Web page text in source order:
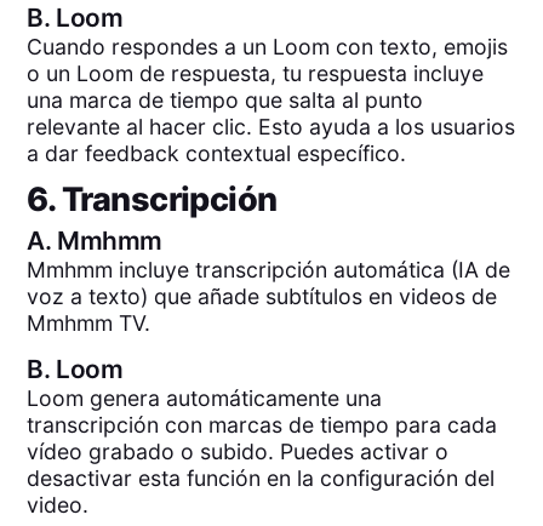
B. Loom
Cuando respondes a un Loom con texto, emojis
o un Loom de respuesta, tu respuesta incluye
una marca de tiempo que salta al punto
relevante al hacer clic. Esto ayuda a los usuarios
a dar feedback contextual específico.
6. Transcripción
A. Mmhmm
Mmhmm incluye transcripción automática (IA de
voz a texto) que añade subtítulos en videos de
Mmhmm TV.
B. Loom
Loom genera automáticamente una
transcripción con marcas de tiempo para cada
vídeo grabado o subido. Puedes activar o
desactivar esta función en la configuración del
video.